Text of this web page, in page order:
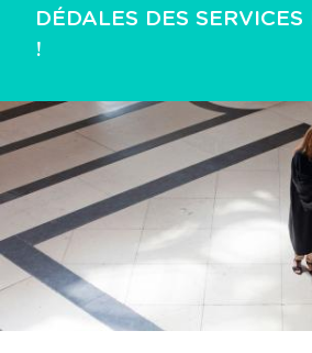
DÉDALES DES
!